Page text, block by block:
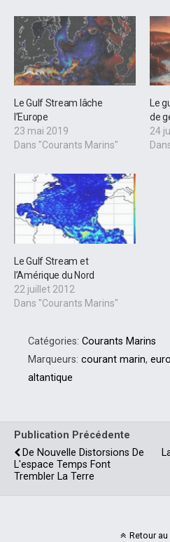
Le Gulf Stream lâche
l’Europe
23 mai 2019
Dans "Courants Marins"
Le
de
24
Le Gulf Stream et
l’Amérique du Nord
22 juillet 2012
Dans "Courants Marins"
Catégories: Courants Marins
Marqueurs: courant marin,
altantique
Publication Précédente
De Nouvelle Distorsions De
L'espace Temps Font
Trembler La Terre
Retour